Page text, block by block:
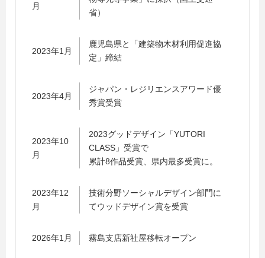
月
省）
2023年1月
鹿児島県と「建築物木材利用促進協
定」締結
2023年4月
ジャパン・レジリエンスアワード優
秀賞受賞
2023年10
月
2023グッドデザイン「YUTORI
CLASS」受賞で
累計8作品受賞、県内最多受賞に。
2023年12
月
技術分野ソーシャルデザイン部門に
てウッドデザイン賞を受賞
2026年1月 霧島支店新社屋移転オープン